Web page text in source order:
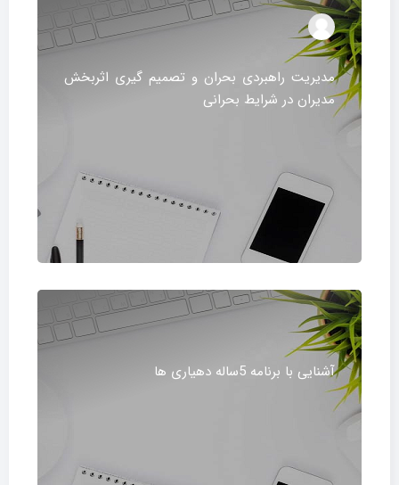
مدیریت راهبردی بحران و تصمیم گیری اثربخش
مدیران در شرایط بحرانی
آشنایی با برنامه 5ساله دهیاری ها